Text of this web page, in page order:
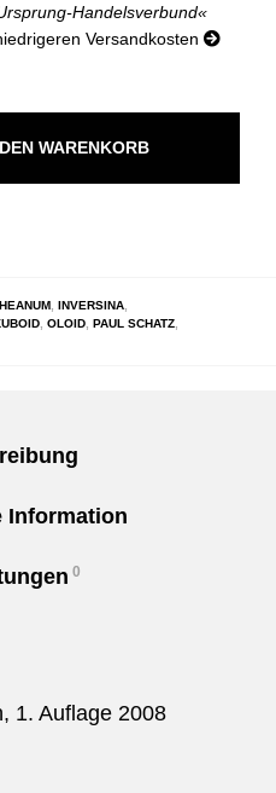
Handelsverbund«
Versandkosten
WARENKORB
INVERSINA
OLOID PAUL SCHATZ
Information
0
1. Auflage 2008